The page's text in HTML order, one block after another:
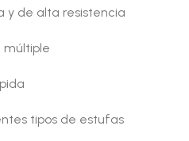
y de alta resistencia
múltiple
tipos de estufas